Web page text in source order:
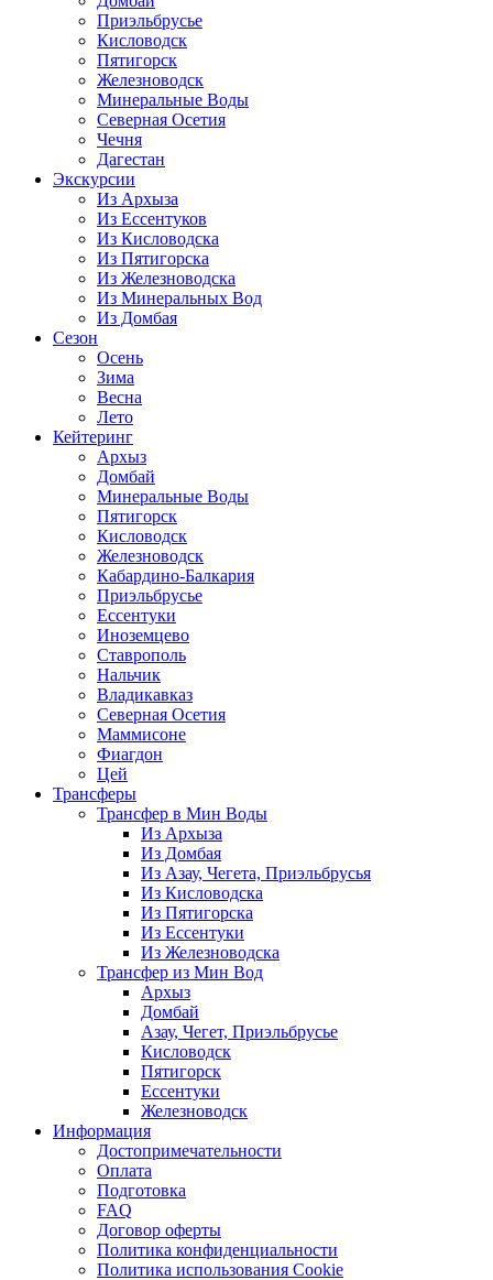
Приэльбрусье
Кисловодск
Пятигорск
Железноводск
Минеральные Воды
Северная Осетия
Чечня
Дагестан
Экскурсии
Из Архыза
Из Ессентуков
Из Кисловодска
Из Пятигорска
Из Железноводска
Из Минеральных Вод
Из Домбая
Сезон
Осень
Зима
Весна
Лето
Кейтеринг
Архыз
Домбай
Минеральные Воды
Пятигорск
Кисловодск
Железноводск
Кабардино-Балкария
Приэльбрусье
Ессентуки
Иноземцево
Ставрополь
Нальчик
Владикавказ
Северная Осетия
Маммисоне
Фиагдон
Цей
Трансферы
Трансфер в Мин Воды
Из Архыза
Из Домбая
Из Азау, Чегета, Приэльбрусья
Из Кисловодска
Из Пятигорска
Из Ессентуки
Из Железноводска
Трансфер из Мин Вод
Архыз
Домбай
Азау, Чегет, Приэльбрусье
Кисловодск
Пятигорск
Ессентуки
Железноводск
Информация
Достопримечательности
Оплата
Подготовка
FAQ
Договор оферты
Политика конфиденциальности
Политика использования Cookie